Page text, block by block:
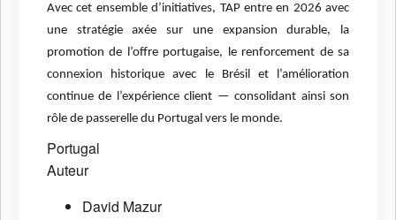
Avec cet ensemble d’initiatives, TAP entre en 2026 avec
une stratégie axée sur une expansion durable, la
promotion de l’offre portugaise, le renforcement de sa
connexion historique avec le Brésil et l’amélioration
continue de l’expérience client — consolidant ainsi son
rôle de passerelle du Portugal vers le monde.
Portugal
Auteur
David Mazur